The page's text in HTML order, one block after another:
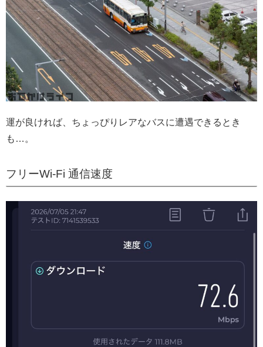
運が良ければ、ちょっぴりレアなバスに遭遇できるとき
も…。
フリーWi-Fi 通信速度